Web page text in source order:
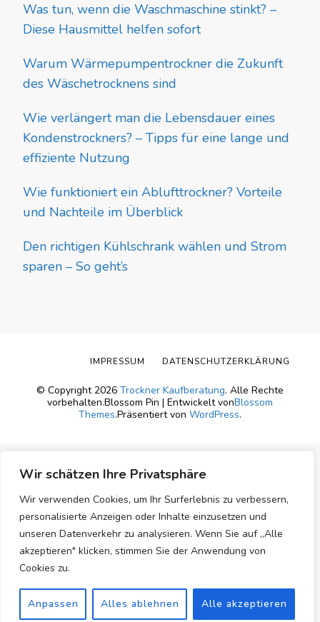
Wir schätzen Ihre Privatsphäre
Wir verwenden Cookies, um Ihr Surferlebnis zu verbessern,
personalisierte Anzeigen oder Inhalte einzusetzen und
unseren Datenverkehr zu analysieren. Wenn Sie auf „Alle
akzeptieren" klicken, stimmen Sie der Anwendung von
Cookies zu.
Anpassen Alles ablehnen Alle akzeptieren
Was tun, wenn die Waschmaschine stinkt? –
Diese Hausmittel helfen sofort
Warum Wärmepumpentrockner die Zukunft
des Wäschetrocknens sind
Wie verlängert man die Lebensdauer eines
Kondenstrockners? – Tipps für eine lange und
effiziente Nutzung
Wie funktioniert ein Ablufttrockner? Vorteile
und Nachteile im Überblick
Den richtigen Kühlschrank wählen und Strom
sparen – So geht’s
© Copyright 2026 Trockner Kaufberatung. Alle Rechte
vorbehalten.Blossom Pin | Entwickelt vonBlossom
Themes.Präsentiert von WordPress.
IMPRESSUM DATENSCHUTZERKLÄRUNG